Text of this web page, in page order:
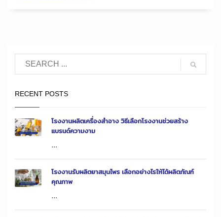
RECENT POSTS
โรงงานผลิตเครื่องสำอาง วิธีเลือกโรงงานช่วยสร้าง
แบรนด์ความงาม
...
โรงงานรับผลิตยาสมุนไพร เลือกอย่างไรให้ได้ผลิตภัณฑ์
คุณภาพ
...